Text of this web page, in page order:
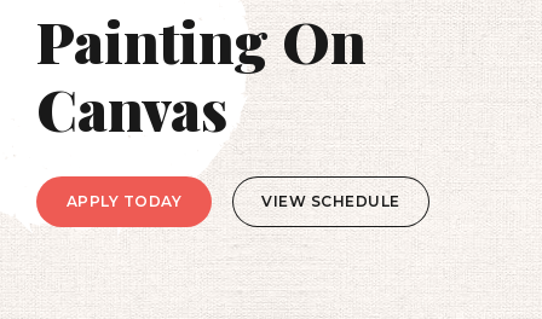
Painting On
Canvas
APPLY TODAY VIEW SCHEDULE